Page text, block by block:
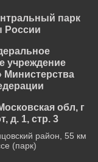
парк
России
учреждение
Министерства
обл, г
д. 1, стр. 3
район, 55 км
(парк)